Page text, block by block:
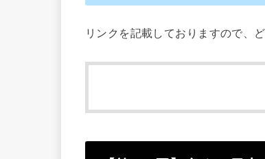
リンクを記載しておりますので、